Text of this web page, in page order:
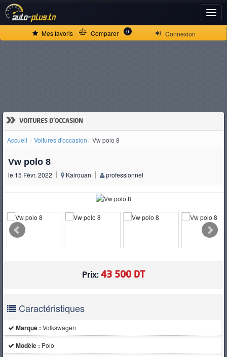
Connexion
Mes favoris Comparer 0
» VOITURES D'OCCASION
Accueil Voitures d'occasion Vw polo 8
Vw polo 8
le 15 Fèvr. 2022 Kairouan professionnel
Prix: 43 500 DT
Caractéristiques
Marque : Volkswagen
Modèle : Polo
ACCUEIL
D'OCCASION